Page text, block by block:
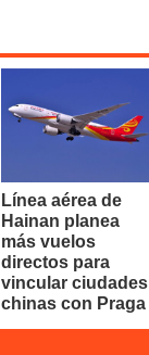
Línea aérea de
Hainan planea
más vuelos
directos para
vincular ciudades
chinas con Praga